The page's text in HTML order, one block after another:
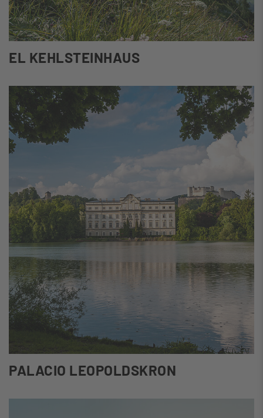
EL KEHLSTEINHAUS
PALACIO LEOPOLDSKRON